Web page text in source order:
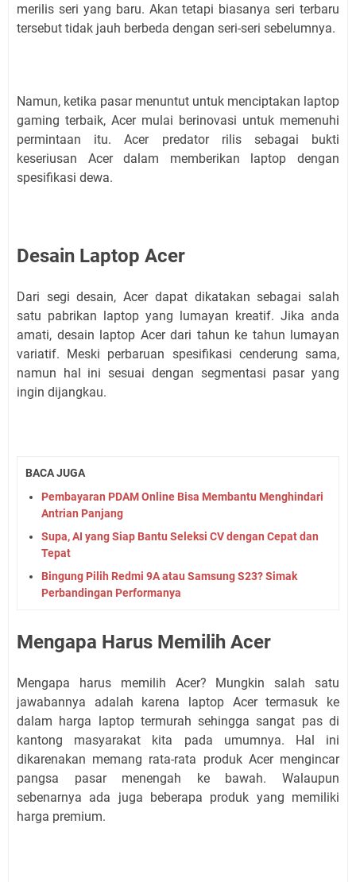
merilis seri yang baru. Akan tetapi biasanya seri terbaru
tersebut tidak jauh berbeda dengan seri-seri sebelumnya.
Namun, ketika pasar menuntut untuk menciptakan laptop
gaming terbaik, Acer mulai berinovasi untuk memenuhi
permintaan itu. Acer predator rilis sebagai bukti
keseriusan Acer dalam memberikan laptop dengan
spesifikasi dewa.
Desain Laptop Acer
Dari segi desain, Acer dapat dikatakan sebagai salah
satu pabrikan laptop yang lumayan kreatif. Jika anda
amati, desain laptop Acer dari tahun ke tahun lumayan
variatif. Meski perbaruan spesifikasi cenderung sama,
namun hal ini sesuai dengan segmentasi pasar yang
ingin dijangkau.
BACA JUGA
Pembayaran PDAM Online Bisa Membantu Menghindari
Antrian Panjang
Supa, AI yang Siap Bantu Seleksi CV dengan Cepat dan
Tepat
Bingung Pilih Redmi 9A atau Samsung S23? Simak
Perbandingan Performanya
Mengapa Harus Memilih Acer
Mengapa harus memilih Acer? Mungkin salah satu
jawabannya adalah karena laptop Acer termasuk ke
dalam harga laptop termurah sehingga sangat pas di
kantong masyarakat kita pada umumnya. Hal ini
dikarenakan memang rata-rata produk Acer mengincar
pangsa pasar menengah ke bawah. Walaupun
sebenarnya ada juga beberapa produk yang memiliki
harga premium.